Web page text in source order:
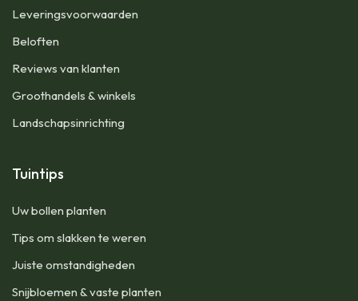
Leveringsvoorwaarden
Beloften
Reviews van klanten
Groothandels & winkels
Landschapsinrichting
Tuintips
Uw bollen planten
Tips om slakken te weren
Juiste omstandigheden
Snijbloemen & vaste planten